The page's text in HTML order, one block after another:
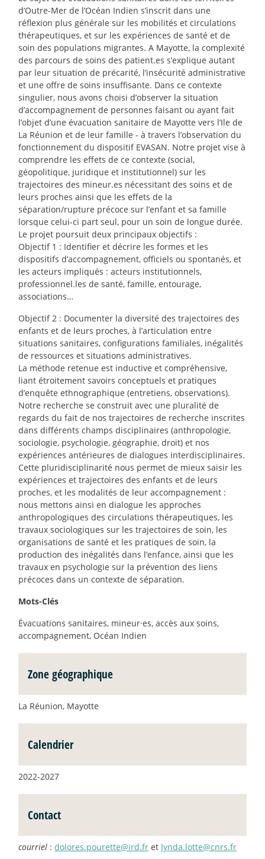
d’Outre-Mer de l’Océan Indien s’inscrit dans une
réflexion plus générale sur les mobilités et circulations
thérapeutiques, et sur les expériences de santé et de
soin des populations migrantes. A Mayotte, la complexité
des parcours de soins des patient.es s’explique autant
par leur situation de précarité, l’insécurité administrative
et une offre de soins insuffisante. Dans ce contexte
singulier, nous avons choisi d’observer la situation
d’accompagnement de personnes faisant ou ayant fait
l’objet d’une évacuation sanitaire de Mayotte vers l’Ile de
La Réunion et de leur famille - à travers l’observation du
fonctionnement du dispositif EVASAN. Notre projet vise à
comprendre les effets de ce contexte (social,
géopolitique, juridique et institutionnel) sur les
trajectoires des mineur.es nécessitant des soins et de
leurs proches ainsi que les effets de la
séparation/rupture précoce sur l’enfant et sa famille
lorsque celui-ci part seul, pour un soin de longue durée.
Le projet poursuit deux principaux objectifs :
Objectif 1 : Identifier et décrire les formes et les
dispositifs d’accompagnement, officiels ou spontanés, et
les acteurs impliqués : acteurs institutionnels,
professionnel.les de santé, famille, entourage,
associations…
Objectif 2 : Documenter la diversité des trajectoires des
enfants et de leurs proches, à l’articulation entre
situations sanitaires, configurations familiales, inégalités
de ressources et situations administratives.
La méthode retenue est inductive et compréhensive,
liant étroitement savoirs conceptuels et pratiques
d’enquête ethnographique (entretiens, observations).
Notre recherche se construit avec une pluralité de
regards du fait de nos trajectoires de recherche inscrites
dans différents champs disciplinaires (anthropologie,
sociologie, psychologie, géographie, droit) et nos
expériences antérieures de dialogues interdisciplinaires.
Cette pluridisciplinarité nous permet de mieux saisir les
expériences et trajectoires des enfants et de leurs
proches, et les modalités de leur accompagnement :
nous mettons ainsi en dialogue les approches
anthropologiques des circulations thérapeutiques, les
travaux sociologiques sur les trajectoires de soin, les
organisations de santé et les pratiques de soin, la
production des inégalités dans l’enfance, ainsi que les
travaux en psychologie sur la prévention des liens
précoces dans un contexte de séparation.
Mots-Clés
Évacuations sanitaires, mineur·es, accès aux soins,
accompagnement, Océan Indien
Zone géographique
La Réunion, Mayotte
Calendrier
2022-2027
Contact
courriel : dolores.pourette@ird.fr et lynda.lotte@cnrs.fr